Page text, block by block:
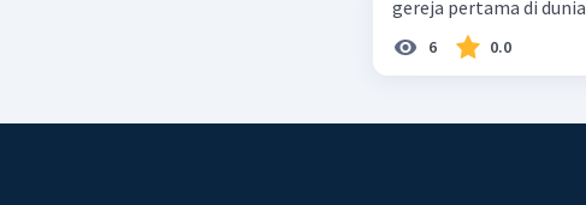
gereja pertama di dunia
6 0.0